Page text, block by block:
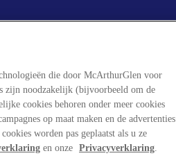
die door McArthurGlen voor
zijn noodzakelijk (bijvoorbeeld om de
cookies behoren onder meer cookies
op maat maken en de advertenties
worden pas geplaatst als u ze
en onze Privacyverklaring.